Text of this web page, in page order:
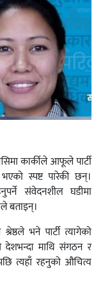
कार्कीले आफूले पार्टी
स्पष्ट पारेकी छन्।
संवेदनशील घडीमा
बताइन्।
भने पार्टी त्यागेको
देशभन्दा माथि संगठन र
त्यहाँ रहनुको औचित्य